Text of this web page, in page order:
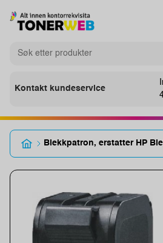
Kontakt kundeservice
Blekkpatron, erstatter HP